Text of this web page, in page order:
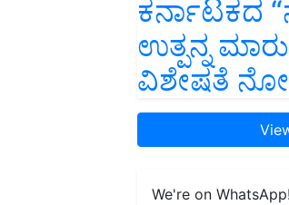
ಕರ್ನಾಟಕದ
ಉತ್ಪನ್ನ
ವಿಶೇಷತೆ
We're on